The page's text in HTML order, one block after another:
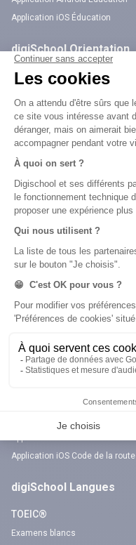
Application iOS Éducation
digiSchool Orientation
Orientation
Formations
Métiers
Notre chaîne Youtube
Chaîne Youtube Orientation
digiSchool Code
Code auto
Examens blancs
Code gratuit
Code bateau
Examens blancs
Application iOS Code de la route
digiSchool Langues
TOEIC®
Examens blancs